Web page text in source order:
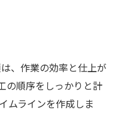
、作業の効率と仕上が
の順序をしっかりと計
ムラインを作成しま